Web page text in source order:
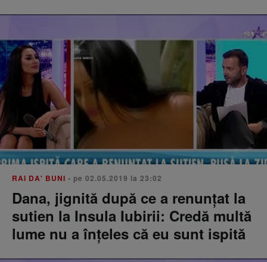
RAI DA' BUNI • pe 02.05.2019 la 23:02
Dana, jignită după ce a renunțat la
sutien la Insula Iubirii: Credă multă
lume nu a înțeles că eu sunt ispită